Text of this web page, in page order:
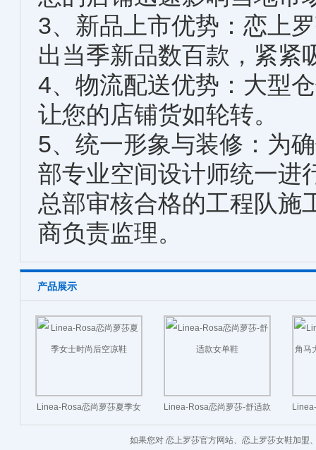
3、新品上市优势：恋上
出当季新品数百款，紧紧
4、物流配送优势：大型
让您的店铺货如轮转。
5、统一形象与装修：为
部专业空间设计师统一进
总部审核合格的工程队施
商负责监理。
产品展示
Linea-Rosa恋尚萝莎夏季女
士时尚后空凉鞋
Linea-Rosa恋尚萝莎-舒适款
女单鞋
大
如果您对 恋上罗莎官方网站、恋上罗莎女鞋加盟